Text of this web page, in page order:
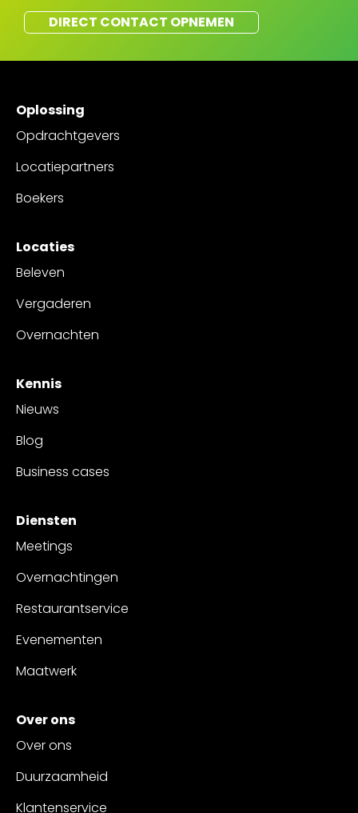
DIRECT CONTACT OPNEMEN
Oplossing
Opdrachtgevers
Locatiepartners
Boekers
Locaties
Beleven
Vergaderen
Overnachten
Kennis
Nieuws
Blog
Business cases
Diensten
Meetings
Overnachtingen
Restaurantservice
Evenementen
Maatwerk
Over ons
Over ons
Duurzaamheid
Klantenservice